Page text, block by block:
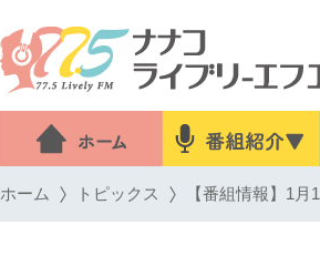
ホーム トピックス 【番組情報】1月